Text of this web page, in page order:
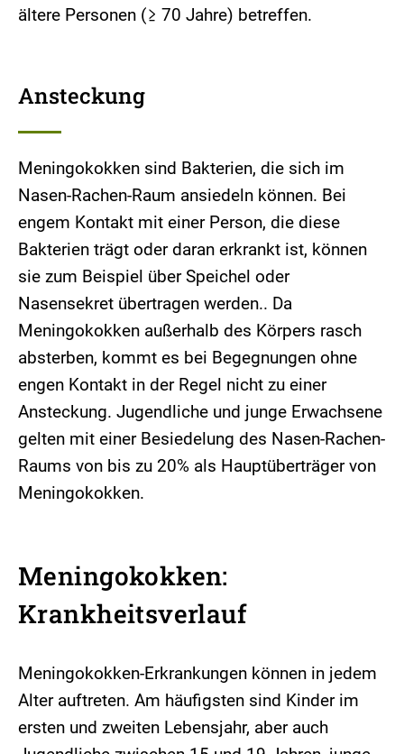
ältere Personen (≥ 70 Jahre) betreffen.
Ansteckung
Meningokokken sind Bakterien, die sich im
Nasen-Rachen-Raum ansiedeln können. Bei
engem Kontakt mit einer Person, die diese
Bakterien trägt oder daran erkrankt ist, können
sie zum Beispiel über Speichel oder
Nasensekret übertragen werden.. Da
Meningokokken außerhalb des Körpers rasch
absterben, kommt es bei Begegnungen ohne
engen Kontakt in der Regel nicht zu einer
Ansteckung. Jugendliche und junge Erwachsene
gelten mit einer Besiedelung des Nasen-Rachen-
Raums von bis zu 20% als Hauptüberträger von
Meningokokken.
Meningokokken:
Krankheitsverlauf
Meningokokken-Erkrankungen können in jedem
Alter auftreten. Am häufigsten sind Kinder im
ersten und zweiten Lebensjahr, aber auch